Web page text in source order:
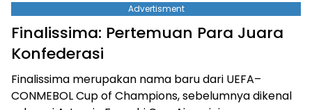
Advertisment
Finalissima: Pertemuan Para Juara
Konfederasi
Finalissima merupakan nama baru dari UEFA–
CONMEBOL Cup of Champions, sebelumnya dikenal